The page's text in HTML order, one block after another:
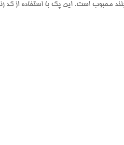
است. اين پک با استفاده از کد